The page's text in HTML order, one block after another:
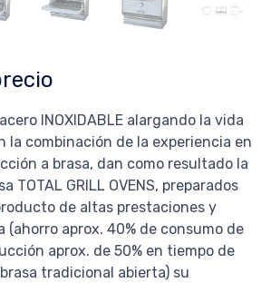
INOXIDABLE alargando la vida
la combinación de la experiencia en
a brasa, dan como resultado la
TOTAL GRILL OVENS, preparados
de altas prestaciones y
(ahorro aprox. 40% de consumo de
aprox. de 50% en tiempo de
tradicional abierta) su